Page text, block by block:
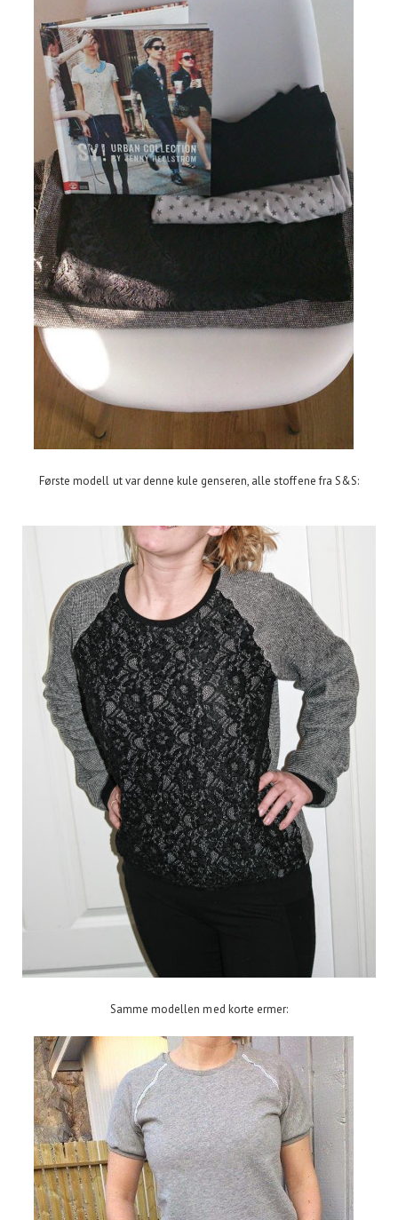
Første modell ut var denne kule genseren, alle stoffene fra S&S:
Samme modellen med korte ermer: